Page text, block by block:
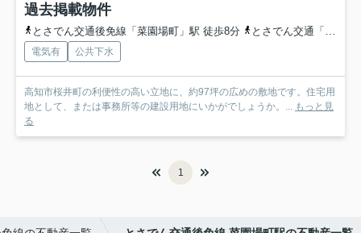
過去掲載物件
とさでん交通後免線「菜園場町」駅 徒歩8分 とさでん交通「北本町三丁目」バス停下車 徒歩7分
電気有 公共下水
高知市桜井町の利便性の高い立地に、約97坪の広めの敷地です。住宅用
地として、または事務所等の建設用地にいかがでしょうか。...
もっと見
る
1